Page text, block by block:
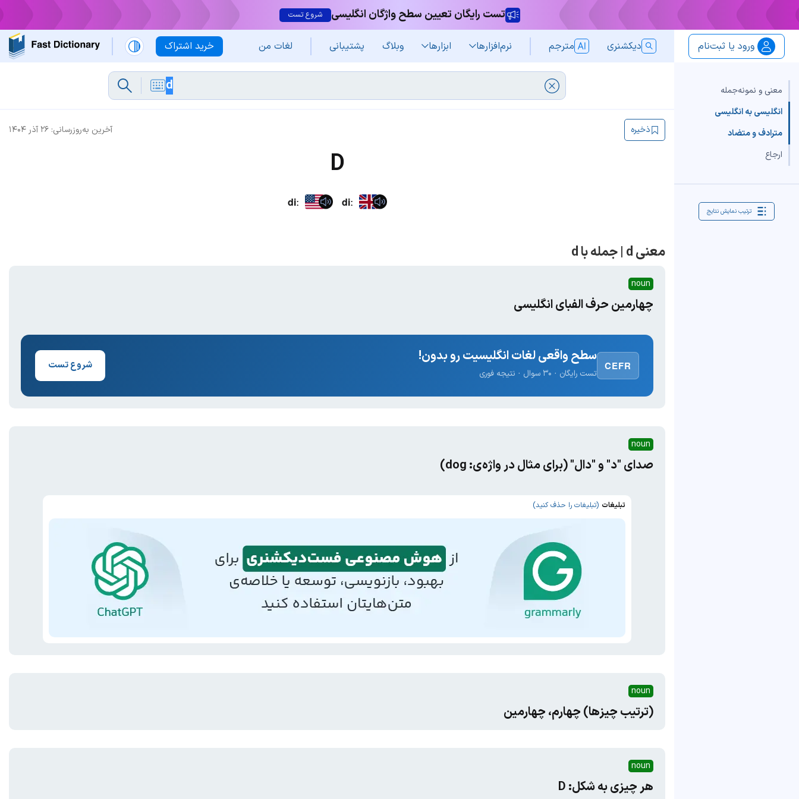
تست رایگان تعیین سطح واژگان انگلیسی شروع تست
خرید اشتراک ورود یا ثبت‌نام دیکشنری مترجم نرم‌افزار‌ها ابزارها وبلاگ پشتیبانی لغات من
معنی و نمونه‌جمله
انگلیسی به انگلیسی
مترادف و متضاد
ارجاع
ترتیب نمایش نتایج
آخرین به‌روزرسانی: ۲۶ آذر ۱۴۰۴ ذخیره
D
diː diː
معنی d | جمله با d
noun
چهارمین حرف الفبای انگلیسی
CEFR
سطح واقعی لغات انگلیسیت رو بدون!
تست رایگان · ۳۰ سوال · نتیجه فوری
شروع تست
noun
صدای "د" و "دال" (برای مثال در واژه‌ی: dog)
تبلیغات (تبلیغات را حذف کنید)
noun
(ترتیب چیزها) چهارم، چهارمین
noun
هر چیزی به شکل: D